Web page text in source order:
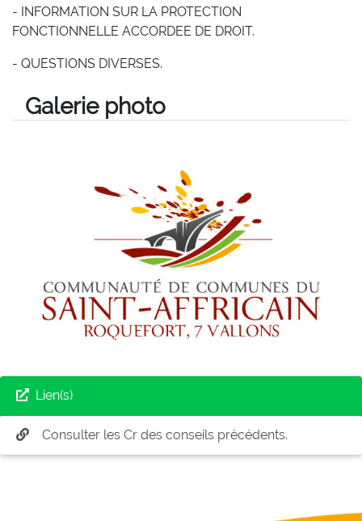
- INFORMATION SUR LA PROTECTION
FONCTIONNELLE ACCORDEE DE DROIT.
- QUESTIONS DIVERSES.
Galerie photo
Lien(s)
Consulter les Cr des conseils précédents.